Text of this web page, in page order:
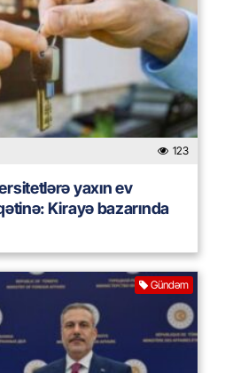
123
yaxın ev
Kirayə bazarında
Gündəm